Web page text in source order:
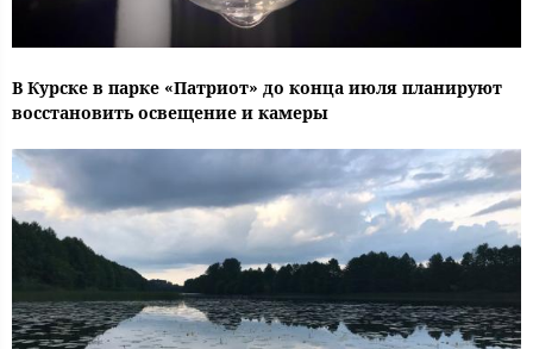
В Курске в парке «Патриот» до конца июля планируют
восстановить освещение и камеры